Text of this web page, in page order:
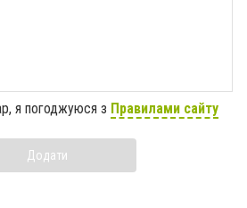
я погоджуюся з Правилами сайту
Додати